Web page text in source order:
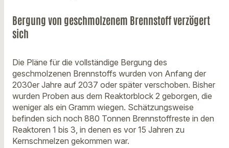
Bergung von geschmolzenem Brennstoff verzögert
sich
Die Pläne für die vollständige Bergung des
geschmolzenen Brennstoffs wurden von Anfang der
2030er Jahre auf 2037 oder später verschoben. Bisher
wurden Proben aus dem Reaktorblock 2 geborgen, die
weniger als ein Gramm wiegen. Schätzungsweise
befinden sich noch 880 Tonnen Brennstoffreste in den
Reaktoren 1 bis 3, in denen es vor 15 Jahren zu
Kernschmelzen gekommen war.